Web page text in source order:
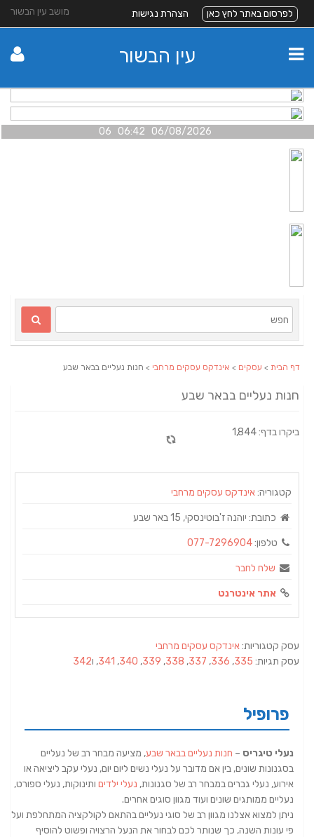
מושב עין הבשור לפרסום באתר לחץ כאן הצהרת נגישות
עין הבשור
06/08/2026 06:42 06
דף הבית > עסקים > אינדקס עסקים מרחבי > חנות נעליים בבאר שבע
חנות נעליים בבאר שבע
ביקרו בדף: 1,844
קטגוריה:אינדקס עסקים מרחבי
כתובת: יוהנה ז'בוטינסקי, 15 באר שבע
טלפון:077-7296904
שלח לחבר
אתר אינטרנט
עסק קטגוריות:אינדקס עסקים מרחבי
עסק תגיות: 335
,
336
,
337
,
338
,
339
,
340
,
341, ו342
פרופיל
נעלי טיגריס – חנות נעליים בבאר שבע, מציעה מבחר רב של נעליים
בסגנונות שונים, בין אם מדובר על נעלי נשים ליום יום, נעלי עקב ליציאה או
אירוע, נעלי גברים במבחר רב של סגנונות, נעלי ילדים ותינוקות, נעלי ספורט,
נעליים ממותגים שונים ועוד מגוון סוגים אחרים.
ניתן למצוא אצלנו מגוון רב של סוגי נעליים בהתאם לקולקציה המתחלפת ועל
פי עונות השנה, כך שנותר לכם לבחור את הנעל הרצויה ופשוט להוסיף